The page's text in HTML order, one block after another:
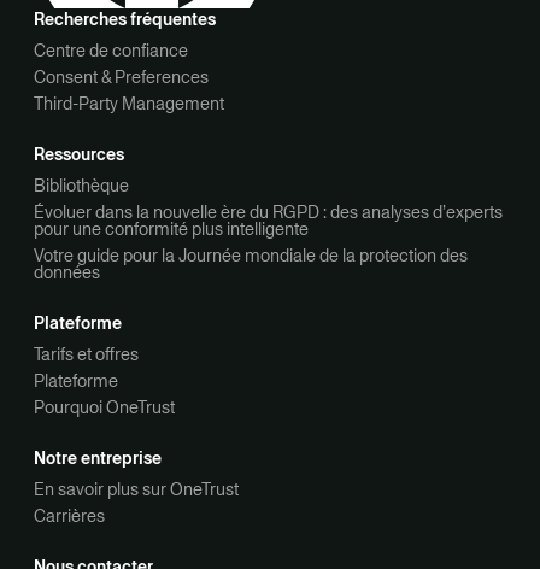
Recherches fréquentes
Centre de confiance
Consent & Preferences
Third-Party Management
Ressources
Bibliothèque
Évoluer dans la nouvelle ère du RGPD : des analyses d’experts
pour une conformité plus intelligente
Votre guide pour la Journée mondiale de la protection des
données
Plateforme
Tarifs et offres
Plateforme
Pourquoi OneTrust
Notre entreprise
En savoir plus sur OneTrust
Carrières